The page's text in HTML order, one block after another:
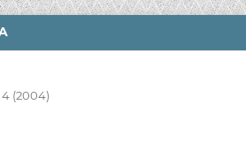
4 (2004)